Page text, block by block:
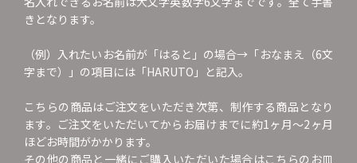
きとなります。
（例）入れたいお名前が「はると」の場合→「おなまえ（6文
字まで）」の項目には「HARUTO」と記入。
こちらの商品はご注文をいただき次第、制作する商品となり
ます。ご注文をいただいてからお届けまでに約1ヶ月～2ヶ月
ほどお時間がかかります。
その他の商品と一緒にご購入いただいた場合はこちらのお皿